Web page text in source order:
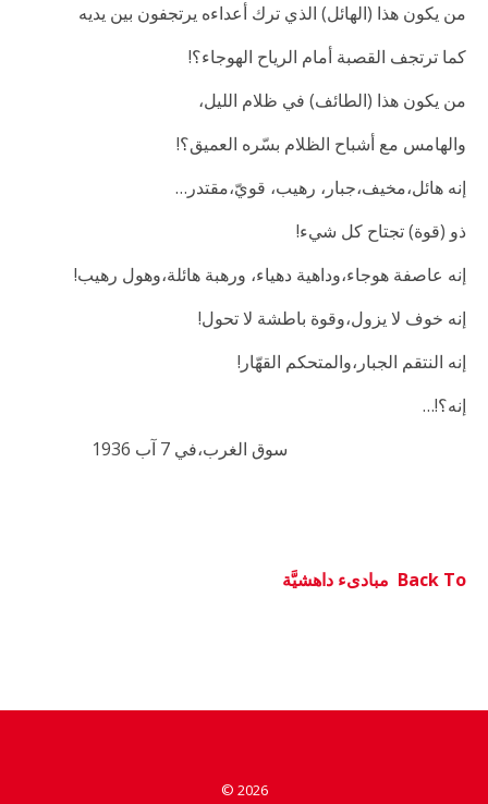
من يكون هذا (الهائل) الذي ترك أعداءه يرتجفون بين يديه
كما ترتجف القصبة أمام الرياح الهوجاء؟!
من يكون هذا (الطائف) في ظلام الليل،
والهامس مع أشباح الظلام بسّره العميق؟!
إنه هائل،مخيف،جبار، رهيب، قويّ،مقتدر…
ذو (قوة) تجتاح كل شيء!
إنه عاصفة هوجاء،وداهية دهياء، ورهبة هائلة،وهول رهيب!
إنه خوف لا يزول،وقوة باطشة لا تحول!
إنه النتقم الجبار،والمتحكم القهّار!
إنه؟!…
سوق الغرب،في 7 آب 1936
Back To مبادىء داهشيَّة
© 2026